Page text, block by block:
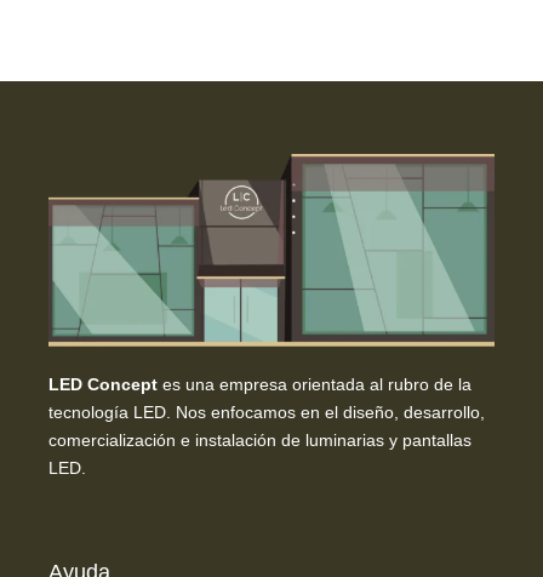
LED Concept es una empresa orientada al rubro de la
tecnología LED. Nos enfocamos en el diseño, desarrollo,
comercialización e instalación de luminarias y pantallas
LED.
Ayuda